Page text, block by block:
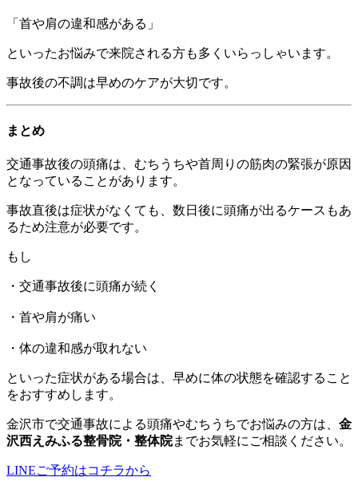
「首や肩の違和感がある」
といったお悩みで来院される方も多くいらっしゃいます。
事故後の不調は早めのケアが大切です。
まとめ
交通事故後の頭痛は、むちうちや首周りの筋肉の緊張が原因
となっていることがあります。
事故直後は症状がなくても、数日後に頭痛が出るケースもあ
るため注意が必要です。
もし
・交通事故後に頭痛が続く
・首や肩が痛い
・体の違和感が取れない
といった症状がある場合は、早めに体の状態を確認すること
をおすすめします。
金沢市で交通事故による頭痛やむちうちでお悩みの方は、 金
沢西えみふる整骨院・整体院までお気軽にご相談ください。
LINEご予約はコチラから